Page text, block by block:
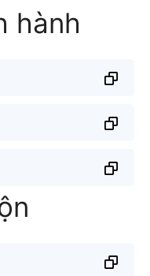
hành